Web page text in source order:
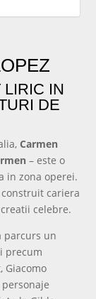
IN
DE
Carmen
– este o
in zona operei.
cariera
celebre.
parcurs un
precum
Giacomo